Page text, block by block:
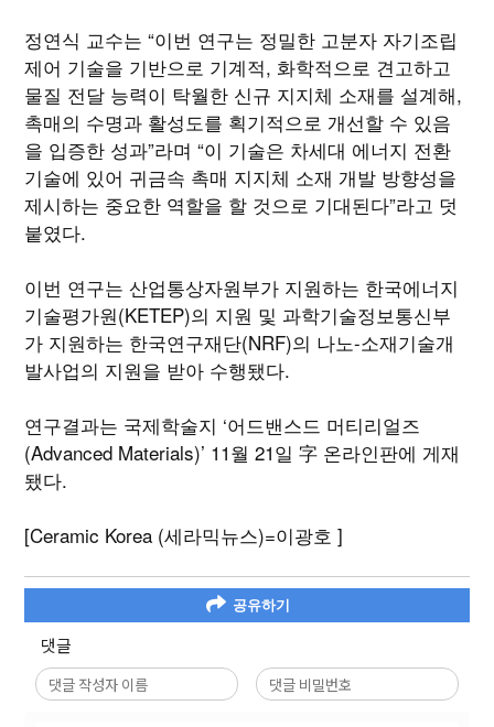
정연식 교수는 “이번 연구는 정밀한 고분자 자기조립
제어 기술을 기반으로 기계적, 화학적으로 견고하고
물질 전달 능력이 탁월한 신규 지지체 소재를 설계해,
촉매의 수명과 활성도를 획기적으로 개선할 수 있음
을 입증한 성과”라며 “이 기술은 차세대 에너지 전환
기술에 있어 귀금속 촉매 지지체 소재 개발 방향성을
제시하는 중요한 역할을 할 것으로 기대된다”라고 덧
붙였다.
이번 연구는 산업통상자원부가 지원하는 한국에너지
기술평가원(KETEP)의 지원 및 과학기술정보통신부
가 지원하는 한국연구재단(NRF)의 나노-소재기술개
발사업의 지원을 받아 수행됐다.
연구결과는 국제학술지 ‘어드밴스드 머티리얼즈
(Advanced Materials)’ 11월 21일 字 온라인판에 게재
됐다.
[Ceramic Korea (세라믹뉴스)=이광호 ]
공유하기
댓글